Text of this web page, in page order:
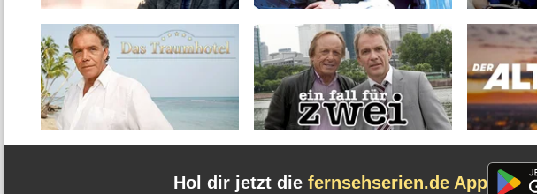
Hol dir jetzt die fernsehserien.de App